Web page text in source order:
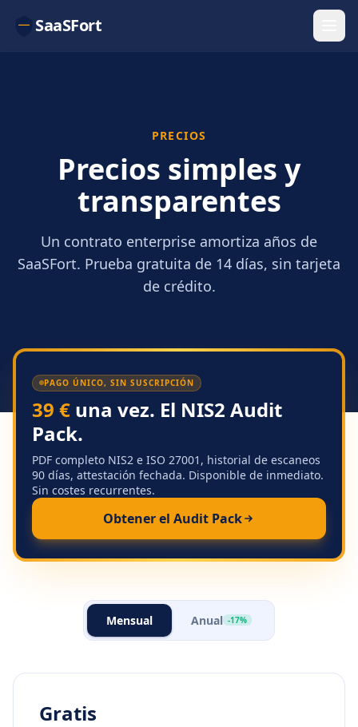
SaaSFort
PRECIOS
Precios simples y
transparentes
Un contrato enterprise amortiza años de
SaaSFort. Prueba gratuita de 14 días, sin tarjeta
de crédito.
PAGO ÚNICO, SIN SUSCRIPCIÓN
39 € una vez. El NIS2 Audit
Pack.
PDF completo NIS2 e ISO 27001, historial de escaneos
90 días, attestación fechada. Disponible de inmediato.
Sin costes recurrentes.
Obtener el Audit Pack
Mensual Anual -17%
Gratis